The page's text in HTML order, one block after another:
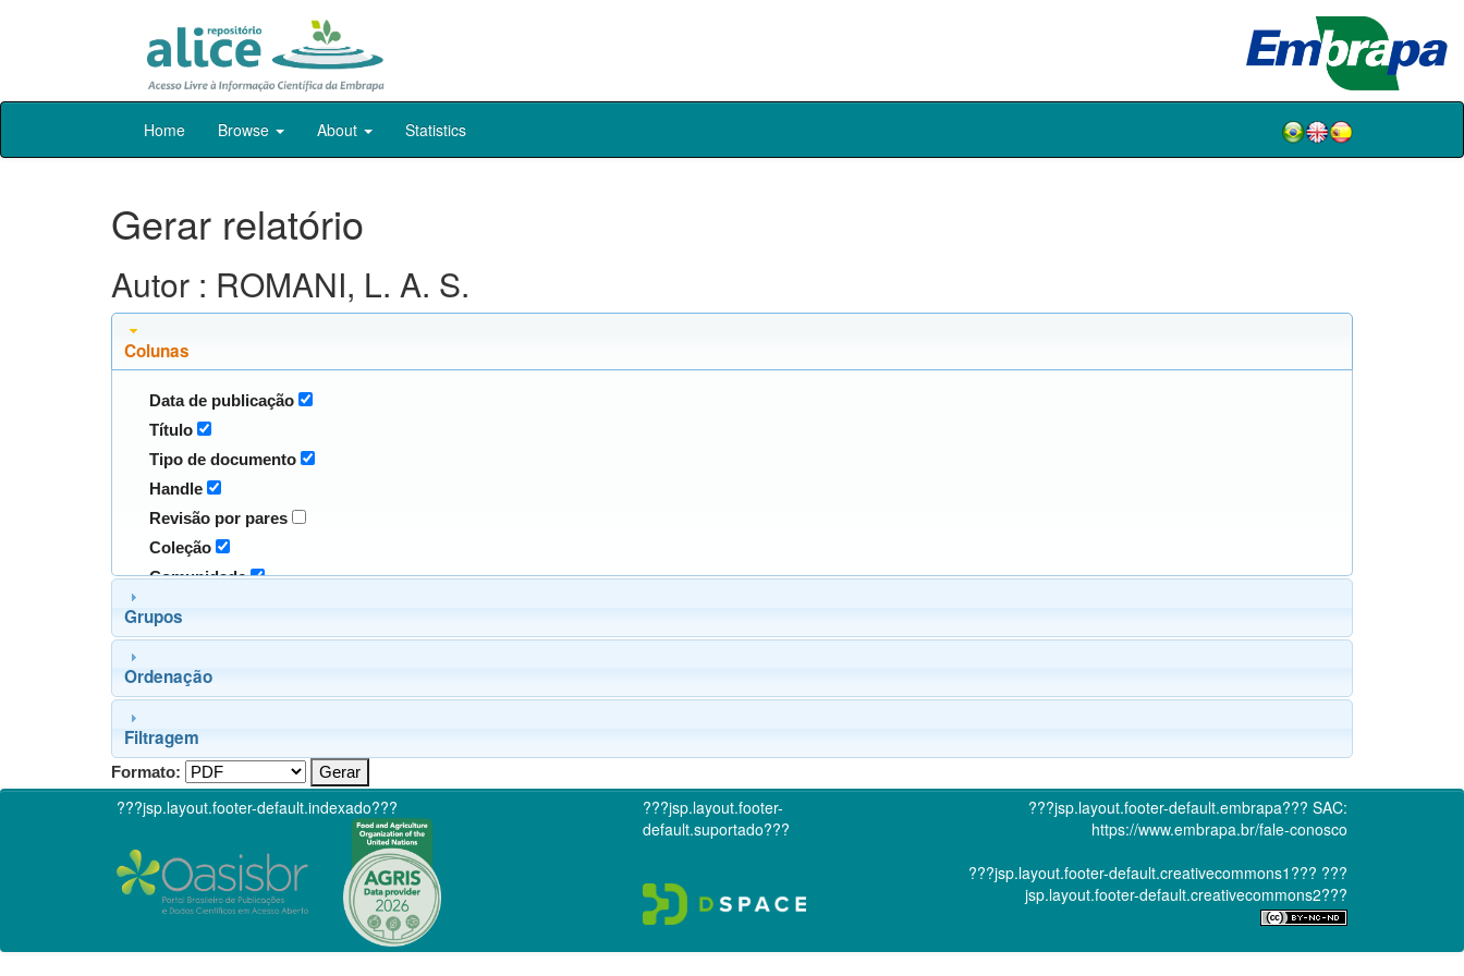
Skip
Home Browse About Statistics
Gerar relatório
Autor : ROMANI, L. A. S.
Colunas
Data de publicação
Título
Tipo de documento
Handle
Revisão por pares
Coleção
Comunidade
Grupos
Ordenação
Filtragem
Formato:
???jsp.layout.footer-default.indexado???
???jsp.layout.footer-
default.suportado???
???jsp.layout.footer-default.embrapa??? SAC:
https://www.embrapa.br/fale-conosco
???jsp.layout.footer-default.creativecommons1??? ???
jsp.layout.footer-default.creativecommons2???